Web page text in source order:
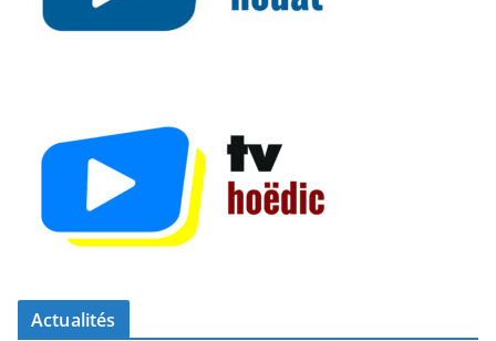
Actualités